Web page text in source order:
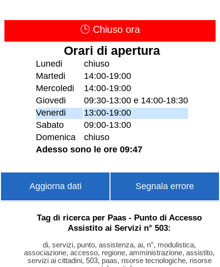
🕒 Chiuso ora
Orari di apertura
Lunedi
chiuso
Martedi
14:00-19:00
Mercoledi
14:00-19:00
Giovedi
09:30-13:00 e 14:00-18:30
Venerdi
13:00-19:00
Sabato
09:00-13:00
Domenica
chiuso
Adesso sono le ore 09:47
Aggiorna dati Segnala errore
Tag di ricerca per Paas - Punto di Accesso
Assistito ai Servizi n° 503:
di, servizi, punto, assistenza, ai, n°, modulistica,
associazione, accesso, regione, amministrazione, assistito,
servizi ai cittadini, 503, paas, risorse tecnologiche, risorse